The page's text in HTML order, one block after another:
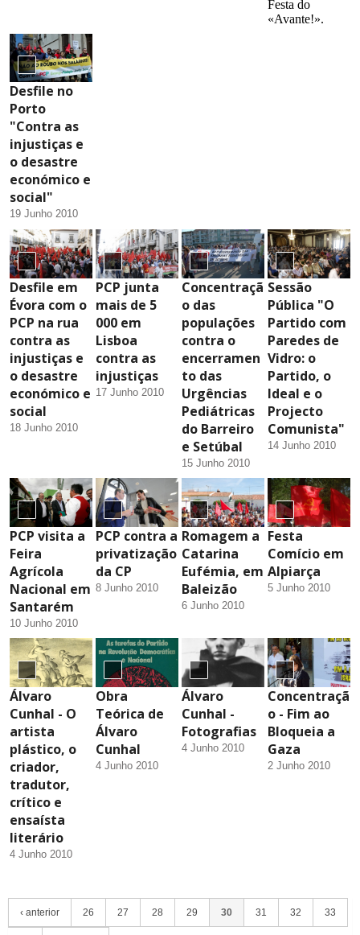
Festa do
«Avante!».
Desfile no
Porto
"Contra as
injustiças e
o desastre
económico e
social"
19 Junho 2010
Desfile em
Évora com o
PCP na rua
contra as
injustiças e
o desastre
económico e
social
18 Junho 2010
PCP junta
mais de 5
000 em
Lisboa
contra as
injustiças
17 Junho 2010
Concentraçã
o das
populações
contra o
encerramen
to das
Urgências
Pediátricas
do Barreiro
e Setúbal
15 Junho 2010
Sessão
Pública "O
Partido com
Paredes de
Vidro: o
Partido, o
Ideal e o
Projecto
Comunista"
14 Junho 2010
PCP visita a
Feira
Agrícola
Nacional em
Santarém
10 Junho 2010
PCP contra a
privatização
da CP
8 Junho 2010
Romagem a
Catarina
Eufémia, em
Baleizão
6 Junho 2010
Festa
Comício em
Alpiarça
5 Junho 2010
Álvaro
Cunhal - O
artista
plástico, o
criador,
tradutor,
crítico e
ensaísta
literário
4 Junho 2010
Obra
Teórica de
Álvaro
Cunhal
4 Junho 2010
Álvaro
Cunhal -
Fotografias
4 Junho 2010
Concentraçã
o - Fim ao
Bloqueia a
Gaza
2 Junho 2010
‹ anterior 26 27 28 29 30 31 32 33